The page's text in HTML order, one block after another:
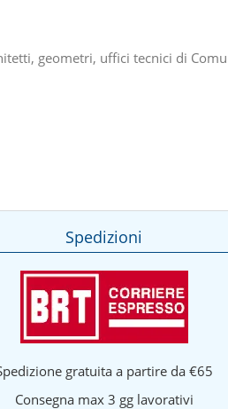
geometri, uffici tecnici di
Spedizioni
gratuita a partire da €65
Consegna max 3 gg lavorativi